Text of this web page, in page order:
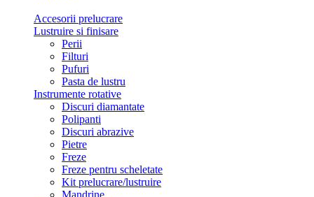
Accesorii prelucrare
Lustruire si finisare
Perii
Filturi
Pufuri
Pasta de lustru
Instrumente rotative
Discuri diamantate
Polipanti
Discuri abrazive
Pietre
Freze
Freze pentru scheletate
Kit prelucrare/lustruire
Mandrine